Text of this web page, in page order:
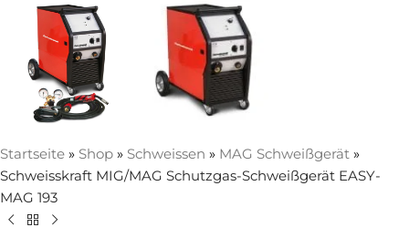
Startseite » Shop » Schweissen » MAG Schweißgerät »
Schweisskraft MIG/MAG Schutzgas-Schweißgerät EASY-
MAG 193